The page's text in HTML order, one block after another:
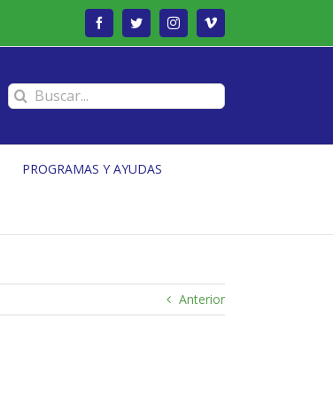
FacebookTwitterInstagramVimeo
Buscar:
PROGRAMAS Y AYUDAS
Anterior